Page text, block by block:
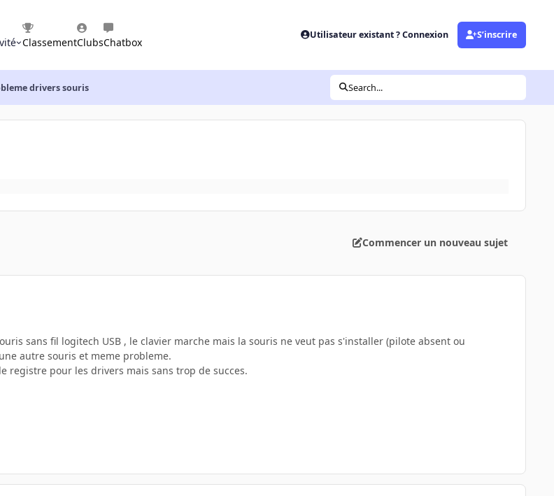
ClassementClubsChatbox
Utilisateur existant ? Connexion S’inscrire
drivers souris Search...
Commencer un nouveau sujet
sans fil logitech USB , le clavier marche mais la souris ne veut pas s'installer (pilote absent ou
autre souris et meme probleme.
registre pour les drivers mais sans trop de succes.